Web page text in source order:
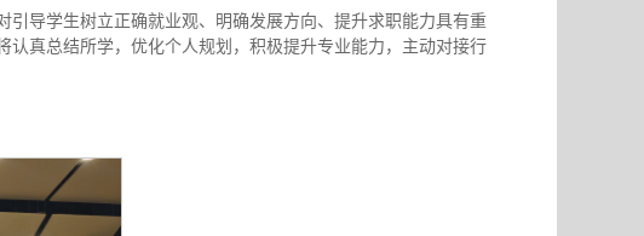
导学生树立正确就业观、明确发展方向、提升求职能力具有重
真总结所学，优化个人规划，积极提升专业能力，主动对接行